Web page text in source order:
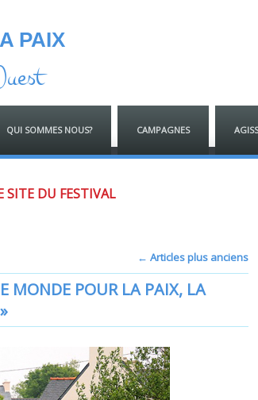
PAIX
QUI SOMMES NOUS? CAMPAGNES
SITE DU FESTIVAL
← Articles plus anciens
MONDE POUR LA PAIX, LA